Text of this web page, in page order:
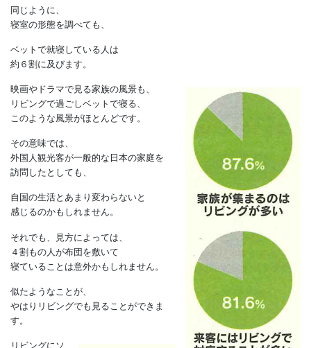
しかし、
西洋の独立したリビングではなく、
ダイニング一体になっています。
そして、リビングが生活の中心に
なっていることも分かります。
寝室の形態を調べても、
ベットで就寝している人は
映画やドラマで見る家族の風景も、
リビングで過ごしベットで寝る、
このような風景がほとんどです。
外国人観光客が一般的な日本の家庭を
訪問したとしても、